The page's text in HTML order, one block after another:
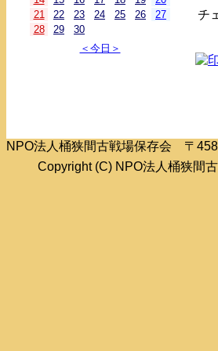
21
22 23 24 25 26
27
28
29
30
＜今日＞
チ
NPO法人桶狭間古戦場保存会 〒
Copyright (C) NPO法人桶狭間